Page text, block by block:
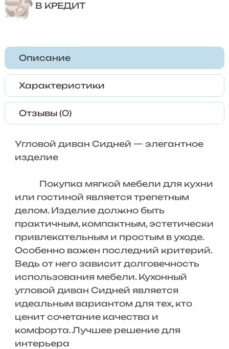
В КРЕДИТ
Описание
Характеристики
Отзывы (0)
Угловой диван Сидней — элегантное
изделие
Покупка мягкой мебели для кухни
или гостиной является трепетным
делом. Изделие должно быть
практичным, компактным, эстетически
привлекательным и простым в уходе.
Особенно важен последний критерий.
Ведь от него зависит долговечность
использования мебели. Кухонный
угловой диван Сидней является
идеальным вариантом для тех, кто
ценит сочетание качества и
комфорта. Лучшее решение для
интерьера